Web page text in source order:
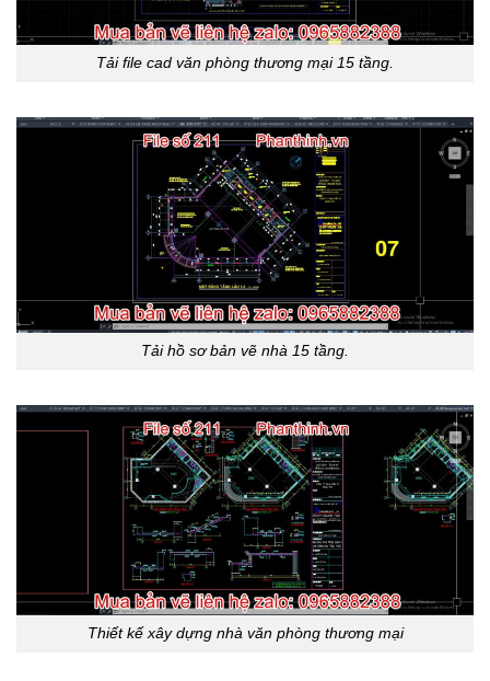
Tải file cad văn phòng thương mại 15 tầng.
Tải hồ sơ bản vẽ nhà 15 tầng.
Thiết kế xây dựng nhà văn phòng thương mại